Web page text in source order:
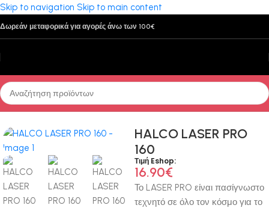
Skip to navigation Skip to main content
Δωρεάν μεταφορικά για αγορές άνω των 100€
Αρχική σελίδα/Τεχνητά Δολώματα/Minnow
HALCO LASER PRO
160
Τιμή Eshop:
16.90€
Το LASER PRO είναι πασίγνωστο
τεχνητό σε όλο τον κόσμο για το